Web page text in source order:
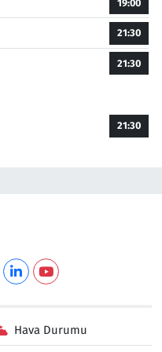
19:00
21:30
21:30
21:30
Hava Durumu